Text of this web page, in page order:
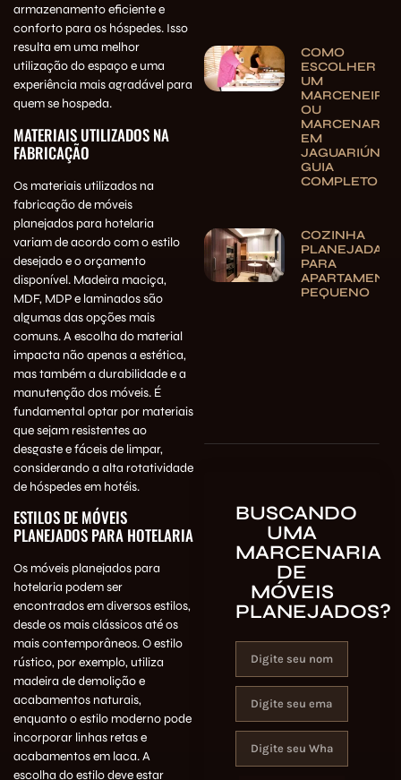
armazenamento eficiente e
conforto para os hóspedes. Isso
resulta em uma melhor
utilização do espaço e uma
experiência mais agradável para
quem se hospeda.
MATERIAIS UTILIZADOS NA
FABRICAÇÃO
Os materiais utilizados na
fabricação de móveis
planejados para hotelaria
variam de acordo com o estilo
desejado e o orçamento
disponível. Madeira maciça,
MDF, MDP e laminados são
algumas das opções mais
comuns. A escolha do material
impacta não apenas a estética,
mas também a durabilidade e a
manutenção dos móveis. É
fundamental optar por materiais
que sejam resistentes ao
desgaste e fáceis de limpar,
considerando a alta rotatividade
de hóspedes em hotéis.
ESTILOS DE MÓVEIS
PLANEJADOS PARA HOTELARIA
Os móveis planejados para
hotelaria podem ser
encontrados em diversos estilos,
desde os mais clássicos até os
mais contemporâneos. O estilo
rústico, por exemplo, utiliza
madeira de demolição e
acabamentos naturais,
enquanto o estilo moderno pode
incorporar linhas retas e
acabamentos em laca. A
escolha do estilo deve estar
COMO
ESCOLHER
UM
MARCENEIRO
OU
MARCENARIA
EM
JAGUARIÚNA:
GUIA
COMPLETO
COZINHA
PLANEJADA
PARA
PEQUENO
BUSCANDO
UMA
MARCENARIA
DE
MÓVEIS
PLANEJADOS?